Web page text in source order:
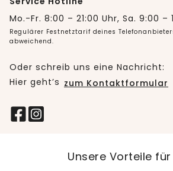
Mo.-Fr. 8:00 – 21:00 Uhr, Sa. 9:00 –
Regulärer Festnetztarif deines
abweichend.
Oder schreib uns eine Nachricht:
Hier geht’s zum Kontaktformular
Unsere Vorteile